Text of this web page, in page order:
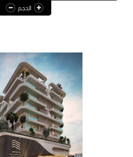
عالم
أخبار
أخبار
أخبار
أخبار
الحجم